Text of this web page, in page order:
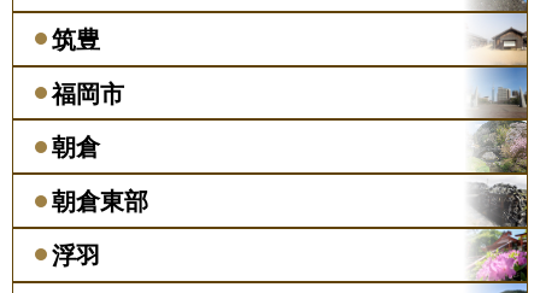
筑豊
福岡市
朝倉
朝倉東部
浮羽